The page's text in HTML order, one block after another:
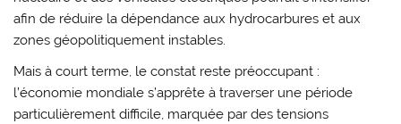
afin de réduire la dépendance aux hydrocarbures et aux
zones géopolitiquement instables.
Mais à court terme, le constat reste préoccupant :
l’économie mondiale s’apprête à traverser une période
particulièrement difficile, marquée par des tensions